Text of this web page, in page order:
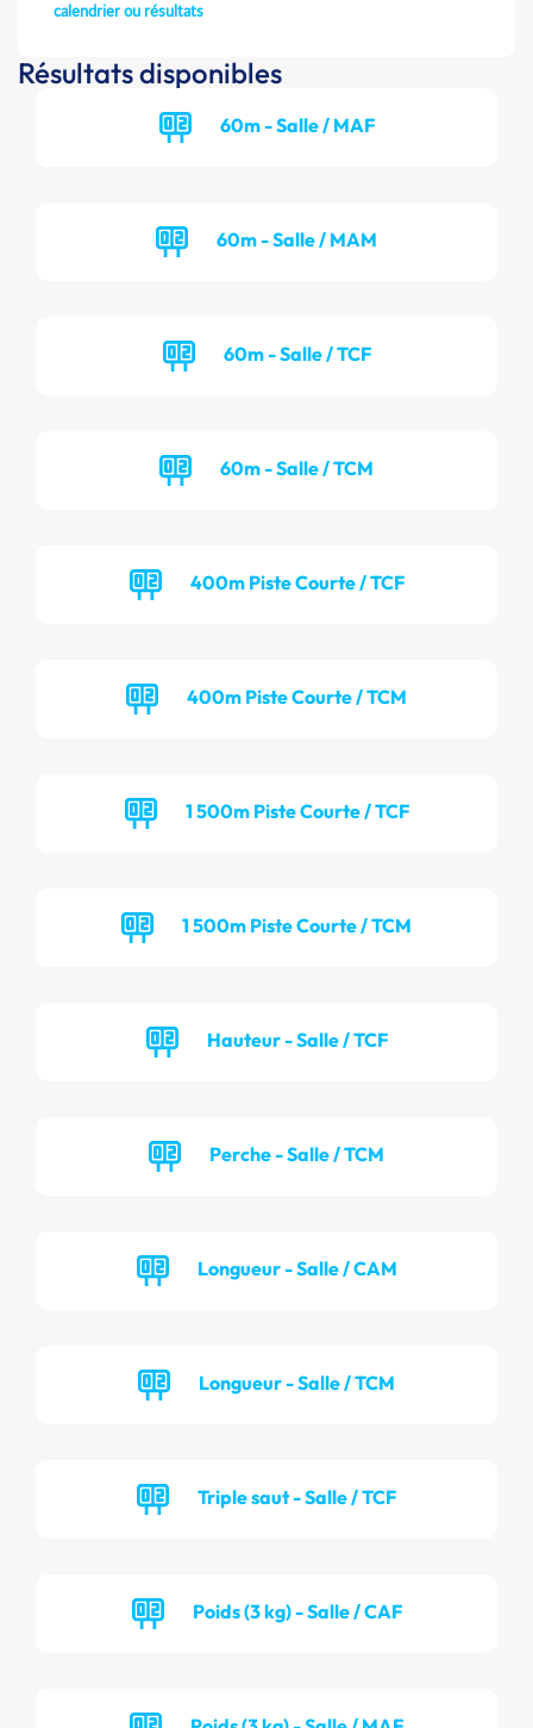
calendrier ou résultats
Résultats disponibles
60m - Salle / MAF
60m - Salle / MAM
60m - Salle / TCF
60m - Salle / TCM
400m Piste Courte / TCF
400m Piste Courte / TCM
1 500m Piste Courte / TCF
1 500m Piste Courte / TCM
Hauteur - Salle / TCF
Perche - Salle / TCM
Longueur - Salle / CAM
Longueur - Salle / TCM
Triple saut - Salle / TCF
Poids (3 kg) - Salle / CAF